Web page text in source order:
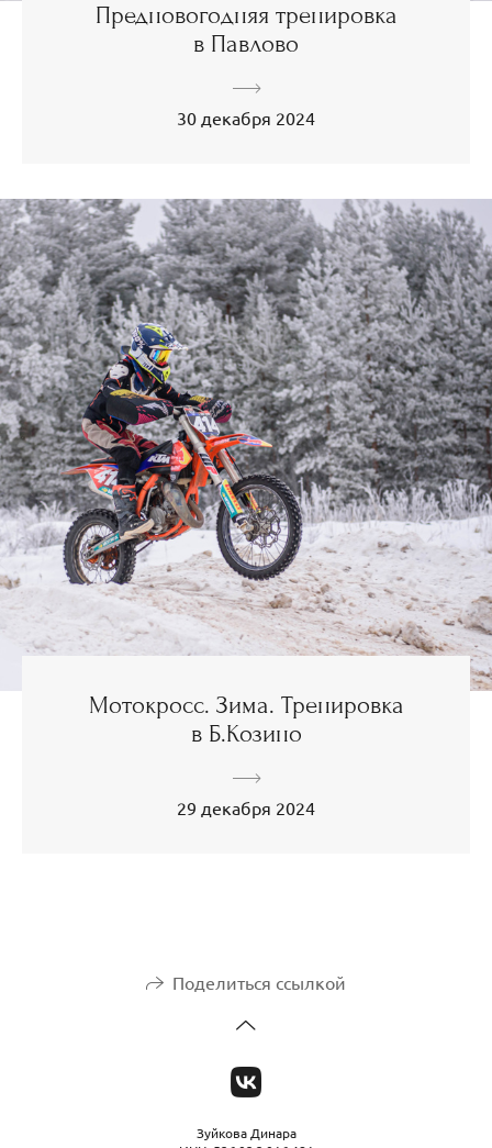
Предновогодняя тренировка
в Павлово
30 декабря 2024
Мотокросс. Зима. Тренировка
в Б.Козино
29 декабря 2024
Поделиться ссылкой
Зуйкова Динара